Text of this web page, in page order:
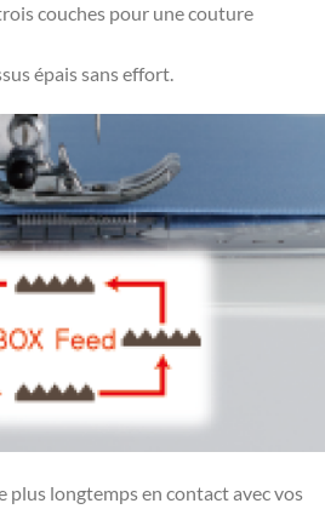
couches pour une couture
épais sans effort.
plus longtemps en contact avec vos